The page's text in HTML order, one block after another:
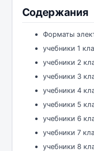
Содержания
Форматы
учебники 1
учебники 2
учебники 3
учебники 4
учебники 5
учебники 6
учебники 7
учебники 8